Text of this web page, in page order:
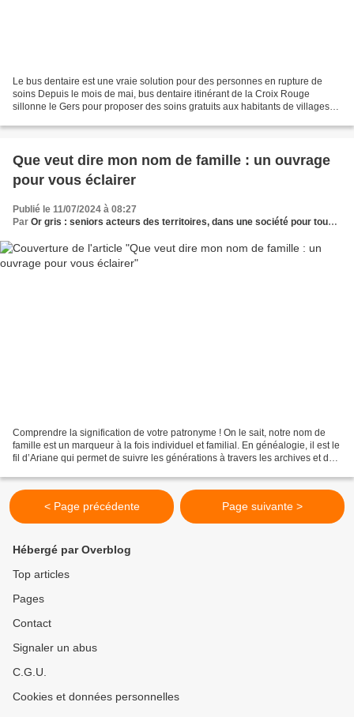
Le bus dentaire est une vraie solution pour des personnes en rupture de
soins Depuis le mois de mai, bus dentaire itinérant de la Croix Rouge
sillonne le Gers pour proposer des soins gratuits aux habitants de villages
Que veut dire mon nom de famille : un ouvrage
pour vous éclairer
Publié le 11/07/2024 à 08:27
Par Or gris : seniors acteurs des territoires, dans une société pour tous les âges
Comprendre la signification de votre patronyme ! On le sait, notre nom de
famille est un marqueur à la fois individuel et familial. En généalogie, il est le
fil d’Ariane qui permet de suivre les générations à travers les archives et de
< Page précédente Page suivante >
Hébergé par Overblog
Top articles
Pages
Contact
Signaler un abus
C.G.U.
Cookies et données personnelles